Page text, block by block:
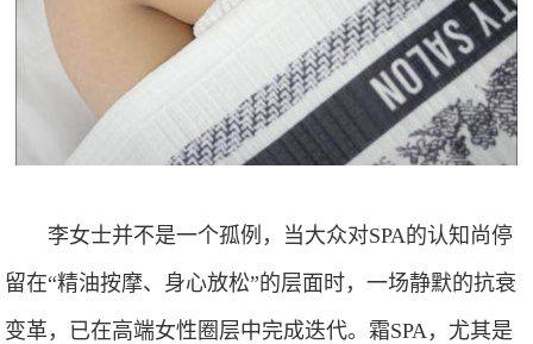
李女士并不是一个孤例，当大众对SPA的认知尚停
留在“精油按摩、身心放松”的层面时，一场静默的抗衰
变革，已在高端女性圈层中完成迭代。霜SPA，尤其是